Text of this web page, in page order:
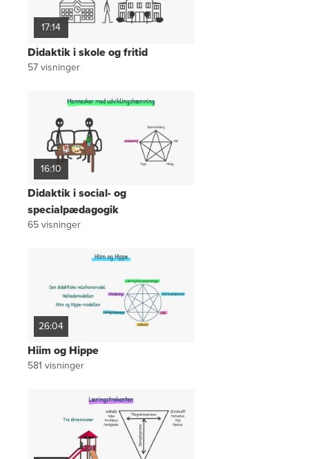
17:14
Didaktik i skole og fritid
57visninger
16:10
Didaktik i social- og
specialpædagogik
65visninger
26:04
Hiim og Hippe
581 visninger